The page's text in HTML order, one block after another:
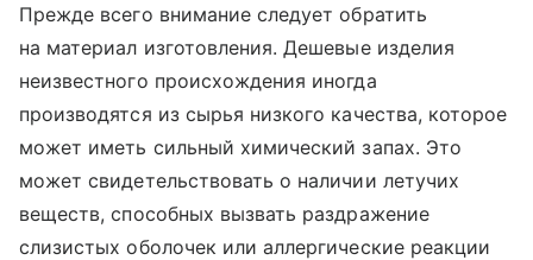
Прежде всего внимание следует обратить
на материал изготовления. Дешевые изделия
неизвестного происхождения иногда
производятся из сырья низкого качества, которое
может иметь сильный химический запах. Это
может свидетельствовать о наличии летучих
веществ, способных вызвать раздражение
слизистых оболочек или аллергические реакции